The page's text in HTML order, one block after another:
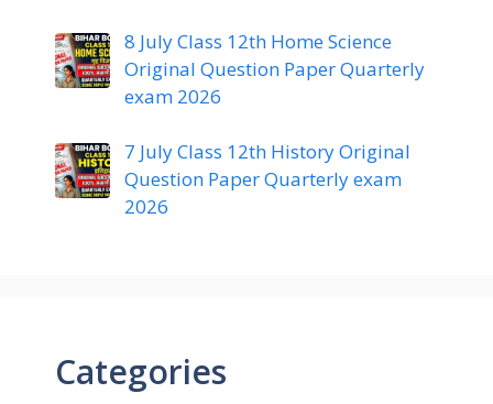
8 July Class 12th Home Science
Original Question Paper Quarterly
exam 2026
7 July Class 12th History Original
Question Paper Quarterly exam
2026
Categories